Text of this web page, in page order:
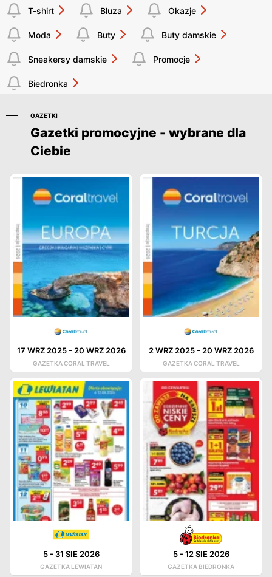
T-shirt Bluza Okazje
Moda Buty Buty damskie
Sneakersy damskie Promocje
Biedronka
GAZETKI
Gazetki promocyjne - wybrane dla
Ciebie
17 WRZ 2025- 20 WRZ 2026
GAZETKA CORAL TRAVEL
2 WRZ 2025- 20 WRZ 2026
GAZETKA CORAL TRAVEL
5- 31 SIE 2026
GAZETKA LEWIATAN
5-12 SIE 2026
GAZETKA BIEDRONKA